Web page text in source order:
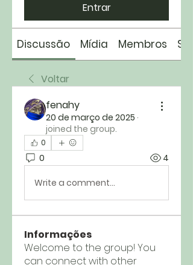
Entrar
Discussão Mídia Membros
Voltar
fenahy
20 de março de 2025 ·
joined the group.
0
0 4
Write a comment...
Informações
Welcome to the group! You
can connect with other